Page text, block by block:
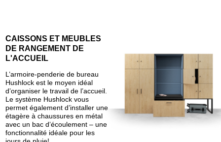
CAISSONS ET MEUBLES
DE RANGEMENT DE
L'ACCUEIL
L’armoire-penderie de bureau
Hushlock est le moyen idéal
d’organiser le travail de l’accueil.
Le système Hushlock vous
permet également d’installer une
étagère à chaussures en métal
avec un bac d’écoulement – une
fonctionnalité idéale pour les